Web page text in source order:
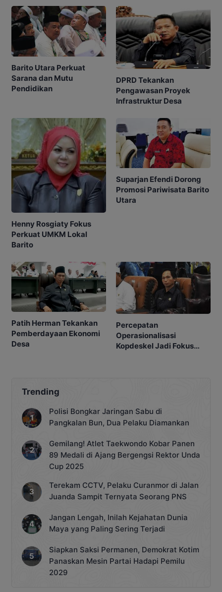
Barito Utara Perkuat
Sarana dan Mutu
Pendidikan
DPRD Tekankan
Pengawasan Proyek
Infrastruktur Desa
Henny Rosgiaty Fokus
Perkuat UMKM Lokal
Barito
Suparjan Efendi Dorong
Promosi Pariwisata Barito
Utara
Patih Herman Tekankan
Pemberdayaan Ekonomi
Desa
Percepatan
Operasionalisasi
Kopdeskel Jadi Fokus
Trending
Polisi Bongkar Jaringan Sabu di
Pangkalan Bun, Dua Pelaku Diamankan
Gemilang! Atlet Taekwondo Kobar Panen
89 Medali di Ajang Bergengsi Rektor Unda
Cup 2025
Terekam CCTV, Pelaku Curanmor di Jalan
Juanda Sampit Ternyata Seorang PNS
Jangan Lengah, Inilah Kejahatan Dunia
Maya yang Paling Sering Terjadi
Siapkan Saksi Permanen, Demokrat Kotim
Panaskan Mesin Partai Hadapi Pemilu
2029